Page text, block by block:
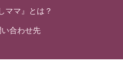
ママ』とは？
合わせ先